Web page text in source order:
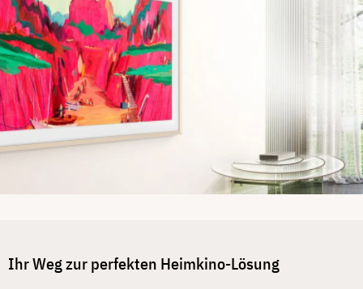
Ihr Weg zur perfekten Heimkino-Lösung